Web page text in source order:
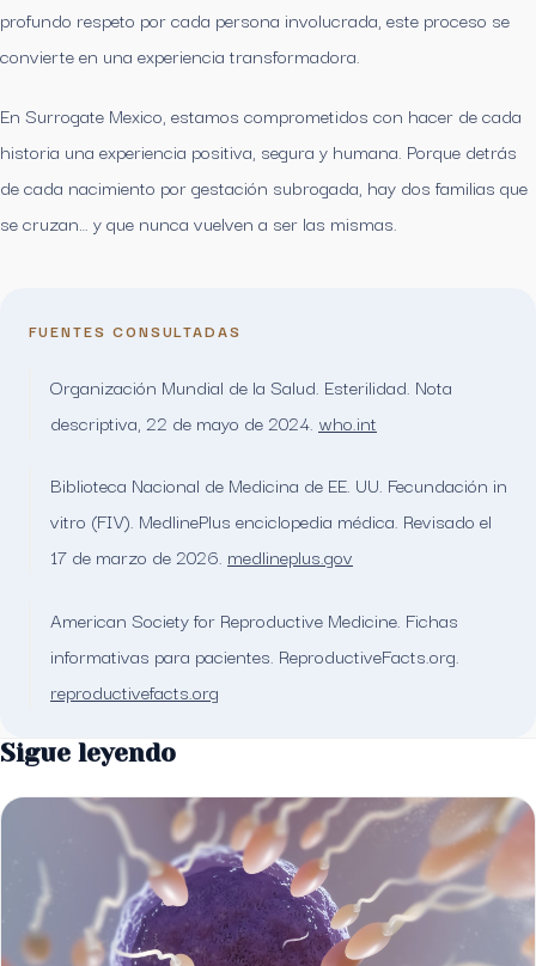
profundo respeto por cada persona involucrada, este proceso se
convierte en una experiencia transformadora.
En Surrogate Mexico, estamos comprometidos con hacer de cada
historia una experiencia positiva, segura y humana. Porque detrás
de cada nacimiento por gestación subrogada, hay dos familias que
se cruzan… y que nunca vuelven a ser las mismas.
FUENTES CONSULTADAS
Organización Mundial de la Salud. Esterilidad. Nota
descriptiva, 22 de mayo de 2024. who.int
Biblioteca Nacional de Medicina de EE. UU. Fecundación in
vitro (FIV). MedlinePlus enciclopedia médica. Revisado el
17 de marzo de 2026. medlineplus.gov
American Society for Reproductive Medicine. Fichas
informativas para pacientes. ReproductiveFacts.org.
reproductivefacts.org
Sigue leyendo